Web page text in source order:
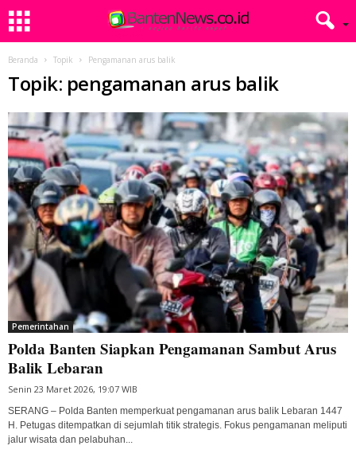
Beranda Topik Pengamanan arus balik
Topik: pengamanan arus balik
Pemerintahan
Polda Banten Siapkan Pengamanan Sambut Arus
Balik Lebaran
Senin 23 Maret 2026, 19:07 WIB
SERANG – Polda Banten memperkuat pengamanan arus balik Lebaran 1447
H. Petugas ditempatkan di sejumlah titik strategis. Fokus pengamanan meliputi
jalur wisata dan pelabuhan...